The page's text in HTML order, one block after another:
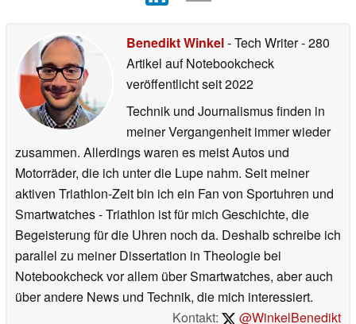
Benedikt Winkel- Tech Writer- 280
Artikel auf Notebookcheck
veröffentlichtseit 2022
Technik und Journalismus finden in
meiner Vergangenheit immer wieder
zusammen. Allerdings waren es meist Autos und
Motorräder, die ich unter die Lupe nahm. Seit meiner
aktiven Triathlon-Zeit bin ich ein Fan von Sportuhren und
Smartwatches - Triathlon ist für mich Geschichte, die
Begeisterung für die Uhren noch da. Deshalb schreibe ich
parallel zu meiner Dissertation in Theologie bei
Notebookcheck vor allem über Smartwatches, aber auch
über andere News und Technik, die mich interessiert.
Kontakt:
@WinkelBenedikt